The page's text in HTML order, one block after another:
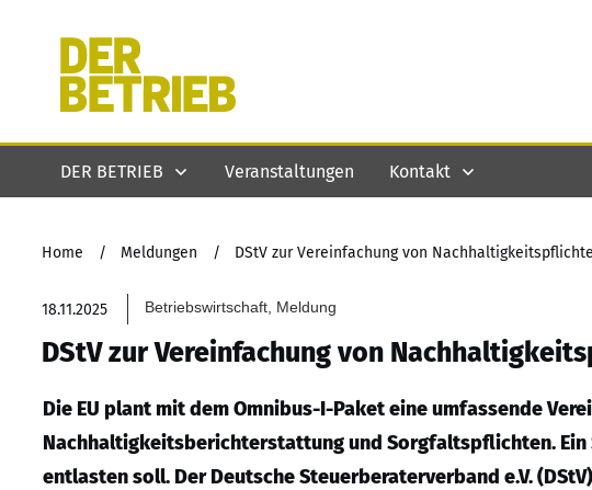
DER BETRIEB Veranstaltungen Kontakt
Home / Meldungen / DStV zur Vereinfachung von
18.11.2025 Betriebswirtschaft, Meldung
DStV zur Vereinfachung von
Die EU plant mit dem Omnibus-I-Paket eine umfassende
Nachhaltigkeitsberichterstattung und Sorgfaltspflichten.
entlasten soll. Der Deutsche Steuerberaterverband e.V.